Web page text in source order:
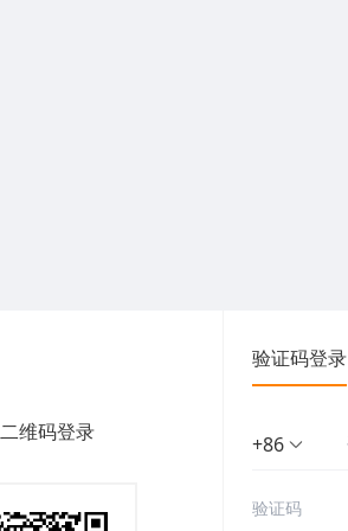
维码登录
验证码登录
+86